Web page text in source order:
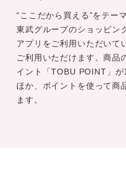
“ここだから買える”をテー
東武グループのショッピン
アプリをご利用いただいて
ご利用いただけます。商品
イント「TOBU POINT」
ほか、ポイントを使って商
ます。